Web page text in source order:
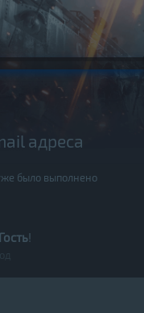
адреса
было выполнено
Гость!